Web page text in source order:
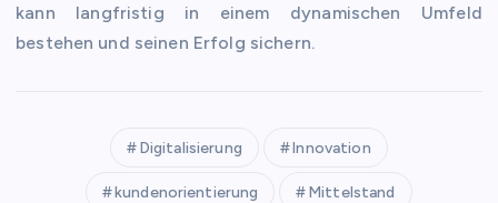
kann langfristig in einem dynamischen Umfeld
bestehen und seinen Erfolg sichern.
Digitalisierung Innovation
kundenorientierung Mittelstand